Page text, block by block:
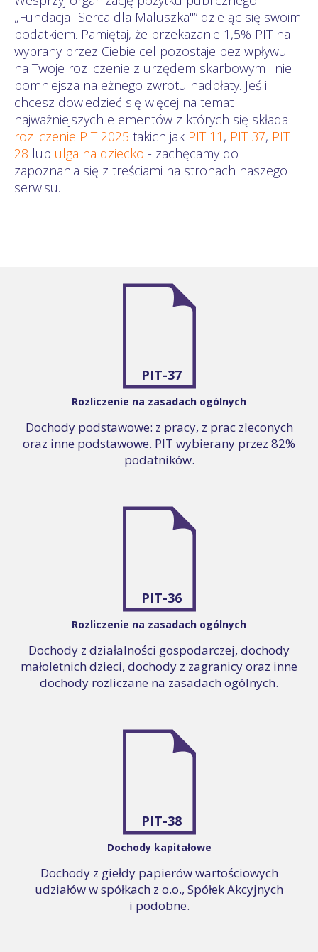
„Fundacja "Serca dla Maluszka"” dzieląc się swoim
podatkiem. Pamiętaj, że przekazanie 1,5% PIT na
wybrany przez Ciebie cel pozostaje bez wpływu
na Twoje rozliczenie z urzędem skarbowym i nie
pomniejsza należnego zwrotu nadpłaty. Jeśli
chcesz dowiedzieć się więcej na temat
najważniejszych elementów z których się składa
rozliczenie PIT 2025 takich jak PIT 11 , PIT 37, PIT
28 lub ulga na dziecko - zachęcamy do
zapoznania się z treściami na stronach naszego
serwisu.
PIT-37
Rozliczenie na zasadach ogólnych
Dochody podstawowe: z pracy, z prac zleconych
oraz inne podstawowe. PIT wybierany przez 82%
podatników.
PIT-36
Rozliczenie na zasadach ogólnych
Dochody z działalności gospodarczej, dochody
małoletnich dzieci, dochody z zagranicy oraz inne
dochody rozliczane na zasadach ogólnych.
PIT-38
Dochody kapitałowe
Dochody z giełdy papierów wartościowych
udziałów w spółkach z o.o., Spółek Akcyjnych
i podobne.